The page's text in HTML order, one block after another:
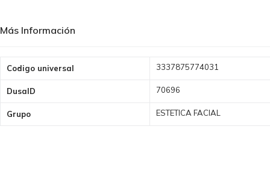
Más Información
Información
Codigo universal 3337875774031
DusaID 70696
Grupo ESTETICA FACIAL